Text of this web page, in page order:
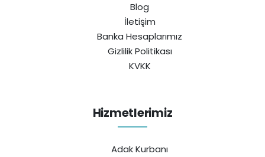
Blog
İletişim
Banka Hesaplarımız
Gizlilik Politikası
KVKK
Hizmetlerimiz
Adak Kurbanı